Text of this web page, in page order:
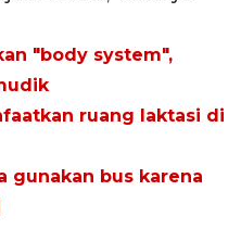
"body system",
ruang laktasi di
gunakan bus karena